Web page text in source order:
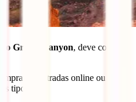
o Grand Canyon, deve comprar
as entradas online ou no
tipos: